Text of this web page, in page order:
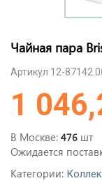
Чайная пара
Артикул 12-
1
В Москве: 476 шт
Ожидается
Категории: